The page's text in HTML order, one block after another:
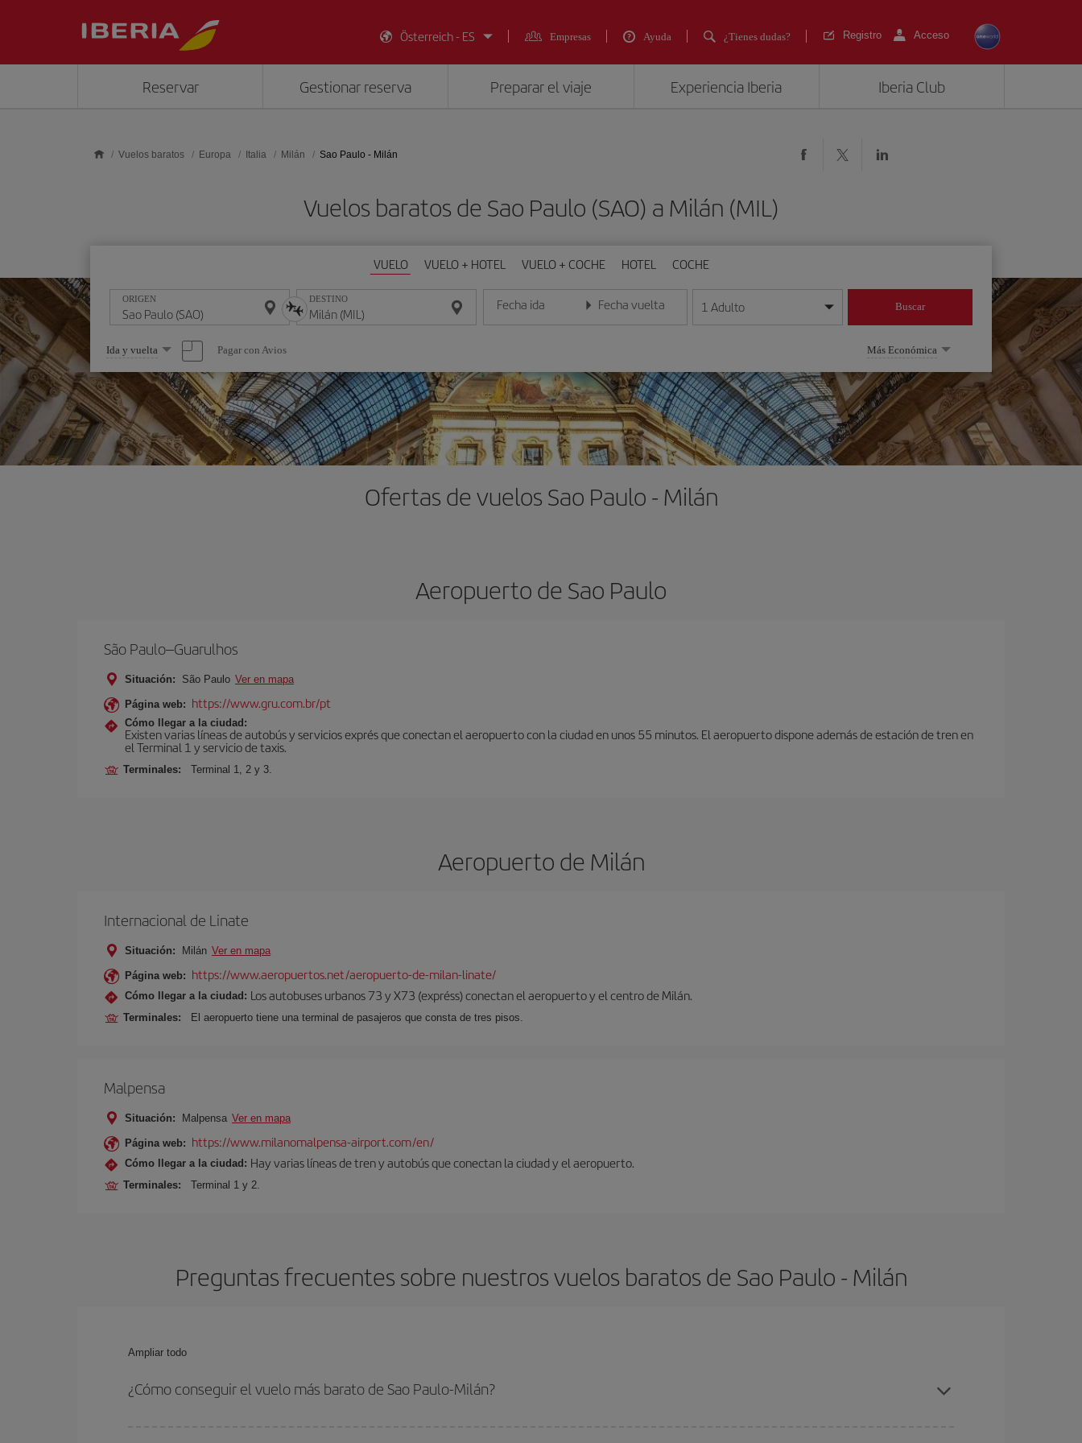
Österreich - ES
Empresas Ayuda ¿Tienes dudas? Registro Acceso
Reservar Gestionar reserva Preparar el viaje Experiencia Iberia Iberia Club
Vuelos baratos Europa Italia Milán Sao Paulo - Milán
Vuelos baratos de Sao Paulo (SAO) a Milán (MIL)
VUELO VUELO + HOTEL VUELO + COCHE HOTEL COCHE
ORIGEN DESTINO Fecha ida
Introduce la fecha en formato día/mes/año
Fecha vuelta
Introduce la fecha en formato día/mes/año
1 Adulto Buscar
Seleccione
una
opción
Ida y vuelta Pagar con Avios Más Económica
Ofertas de vuelos Sao Paulo - Milán
Aeropuerto de Sao Paulo
São Paulo–Guarulhos
Situación: São Paulo Ver en mapa
Página web: https://www.gru.com.br/pt
Cómo llegar a la ciudad:
Existen varias líneas de autobús y servicios exprés que conectan el aeropuerto con la ciudad en unos 55 minutos. El aeropuerto dispone además de estación de tren en
el Terminal 1 y servicio de taxis.
Terminales: Terminal 1, 2 y 3.
Aeropuerto de Milán
Internacional de Linate
Situación: Milán Ver en mapa
Página web: https://www.aeropuertos.net/aeropuerto-de-milan-linate/
Cómo llegar a la ciudad: Los autobuses urbanos 73 y X73 (expréss) conectan el aeropuerto y el centro de Milán.
Terminales: El aeropuerto tiene una terminal de pasajeros que consta de tres pisos.
Malpensa
Situación: Malpensa Ver en mapa
Página web: https://www.milanomalpensa-airport.com/en/
Cómo llegar a la ciudad: Hay varias líneas de tren y autobús que conectan la ciudad y el aeropuerto.
Terminales: Terminal 1 y 2.
Preguntas frecuentes sobre nuestros vuelos baratos de Sao Paulo - Milán
Ampliar todo
¿Cómo conseguir el vuelo más barato de Sao Paulo-Milán?